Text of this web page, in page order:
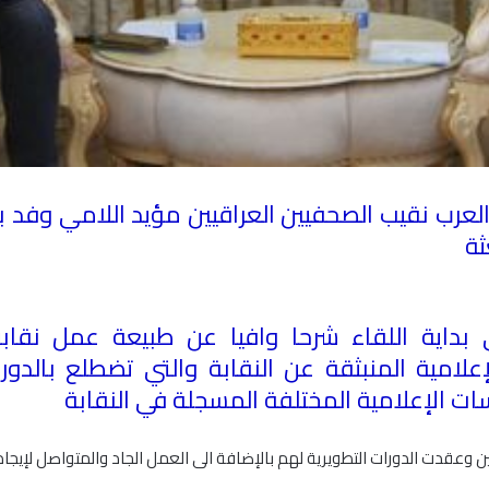
نقيب الصحفيين العراقيين مؤيد اللامي وفد
اللقاء شرحا وافيا عن طبيعة عمل
المنبثقة عن النقابة والتي تضطلع
الإعلامية المختلفة المسجلة في النقابة
الدورات التطويرية لهم بالإضافة الى العمل الجاد والمتواصل